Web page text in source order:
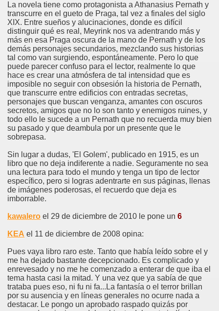
La novela tiene como protagonista a Athanasius Pernath y
transcurre en el gueto de Praga, tal vez a finales del siglo
XIX. Entre sueños y alucinaciones, donde es difícil
distinguir qué es real, Meyrink nos va adentrando más y
más en esa Praga oscura de la mano de Pernath y de los
demás personajes secundarios, mezclando sus historias
tal como van surgiendo, espontáneamente. Pero lo que
puede parecer confuso para el lector, realmente lo que
hace es crear una atmósfera de tal intensidad que es
imposible no seguir con obsesión la historia de Pernath,
que transcurre entre edificios con entradas secretas,
personajes que buscan venganza, amantes con oscuros
secretos, amigos que no lo son tanto y enemigos ruines, y
todo ello le sucede a un Pernath que no recuerda muy bien
su pasado y que deambula por un presente que le
sobrepasa.
Sin lugar a dudas, 'El Golem', publicado en 1915, es un
libro que no deja indiferente a nadie. Seguramente no sea
una lectura para todo el mundo y tenga un tipo de lector
específico, pero si logras adentrarte en sus páginas, llenas
de imágenes poderosas, el recuerdo que deja es
imborrable.
kawalero el 29 de diciembre de 2010 le pone un 6
KEA el 11 de diciembre de 2008 opina:
Pues vaya libro raro este. Tanto que había leído sobre el y
me ha dejado bastante decepcionado. Es complicado y
enrevesado y no me he comenzado a enterar de que iba el
tema hasta casi la mitad. Y una vez que ya sabía de que
trataba pues eso, ni fu ni fa...La fantasía o el terror brillan
por su ausencia y en líneas generales no ocurre nada a
destacar. Le pongo un aprobado raspado quizás por